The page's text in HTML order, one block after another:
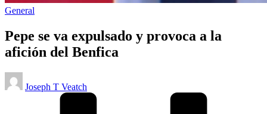
Publicado
General
Pepe se va expulsado y provoca a la
afición del Benfica
Publicado
por
Joseph T Veatch